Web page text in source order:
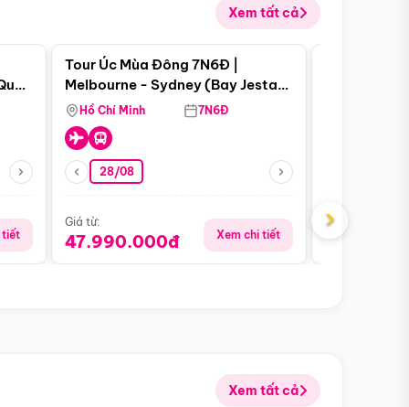
Xem tất cả
tiết
Điểm nổi bật
Tour Úc Mùa Đông 7N6Đ |
Melbourne - Sydney (Bay Jestar
Airways)
Hồ Chí Minh 7N6Đ
28/08
Giá từ:
47.990.000đ Xem chi tiết
Giá từ:
›
Xem tất cả